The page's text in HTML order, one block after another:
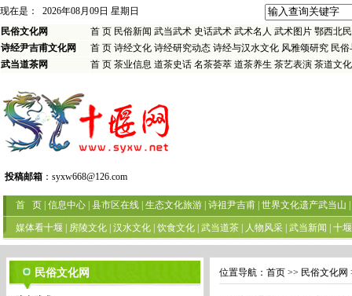
现在是：
2026年08月09日 星期日
民俗文化网
首 页 民俗新闻 武当武术 史话武术 武术名人 武术图片 鄂西北
诗经尹吉甫文化网
首 页 诗经文化 诗经研究动态 诗经与汉水文化 风雅颂研究 民
武当道茶网
首 页 茶业信息 道茶史话 名茶荟萃 道茶养生 茶艺表演 茶道文化
投稿邮箱 ： syxw668@126.com
首 页 信息中心 县市区在线 生态文化旅游 诗祖尹吉甫 世界文化遗产武当山
媒体看十堰 房陵文化 汉水文化 饮食文化 武当道茶 人物风采 武当新闻 十
民俗文化网 位置导航： 首页 >> 民俗文化网